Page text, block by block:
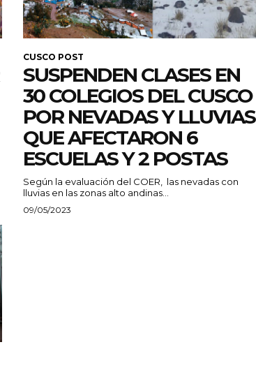
CUSCO POST
SUSPENDEN CLASES EN
30 COLEGIOS DEL CUSCO
POR NEVADAS Y LLUVIAS
QUE AFECTARON 6
ESCUELAS Y 2 POSTAS
Según la evaluación del COER, las nevadas con
lluvias en las zonas alto andinas...
09/05/2023